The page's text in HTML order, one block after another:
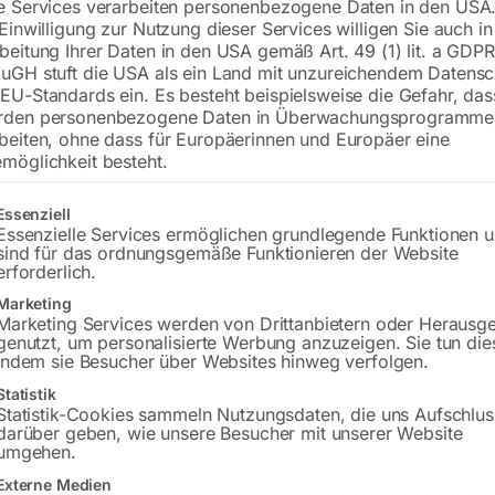
Tischplatte 1000×600 mm
Bohrung ø28
Gitter diagonal
Lieferzeit:ca. 8 – 10 Wochen
Bitte beachten Sie: Die Versandkosten
In den
Services verarbeiten personenbezogene Daten in den
zur Nutzung dieser Services willigen Sie auch
Ihrer Daten in den USA gemäß Art. 49 (1) lit. a
stuft die USA als ein Land mit unzureichendem
Standards ein. Es besteht beispielsweise die Gefahr,
personenbezogene Daten in
ohne dass für Europäerinnen und Europäer eine
besteht.
eine Liste der Service-Gruppen, für die eine Einwilligung erteilt
Services ermöglichen grundlegende Funktionen
für das ordnungsgemäße Funktionieren der Website
Services werden von Drittanbietern oder
um personalisierte Werbung anzuzeigen. Sie tun
sie Besucher über Websites hinweg verfolgen.
Cookies sammeln Nutzungsdaten, die uns
geben, wie unsere Besucher mit unserer Website
Medien